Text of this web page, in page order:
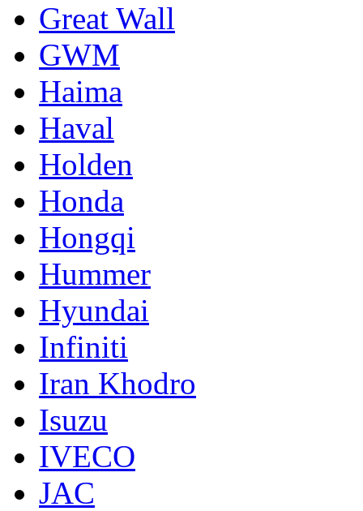
Great Wall
GWM
Haima
Haval
Holden
Honda
Hongqi
Hummer
Hyundai
Infiniti
Iran Khodro
Isuzu
IVECO
JAC